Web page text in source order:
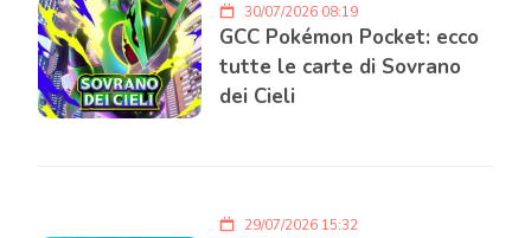
30/07/2026 08:19
GCC Pokémon Pocket: ecco
tutte le carte di Sovrano
dei Cieli
29/07/2026 15:32